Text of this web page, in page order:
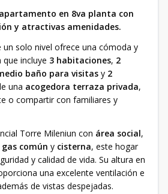
en 8va planta con
y atractivas amenidades.
un solo nivel ofrece una cómoda y
incluye 3 habitaciones, 2
baño para visitas y 2
una acogedora terraza privada,
o compartir con familiares y
Torre Mileniun con área social,
común y cisterna, este hogar
y calidad de vida. Su altura en
una excelente ventilación e
de vistas despejadas.